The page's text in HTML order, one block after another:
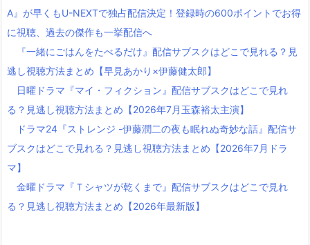
A』が早くもU-NEXTで独占配信決定！登録時の600ポイントでお得
に視聴、過去の傑作も一挙配信へ
『一緒にごはんをたべるだけ』配信サブスクはどこで見れる？見
逃し視聴方法まとめ【早見あかり×伊藤健太郎】
日曜ドラマ『マイ・フィクション』配信サブスクはどこで見れ
る？見逃し視聴方法まとめ【2026年7月玉森裕太主演】
ドラマ24『ストレンジ -伊藤潤二の夜も眠れぬ奇妙な話』配信サ
ブスクはどこで見れる？見逃し視聴方法まとめ【2026年7月ドラ
マ】
金曜ドラマ『Ｔシャツが乾くまで』配信サブスクはどこで見れ
る？見逃し視聴方法まとめ【2026年最新版】